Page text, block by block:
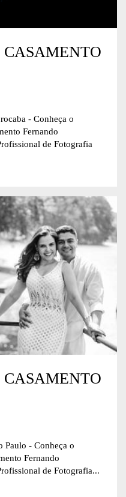
CASAMENTO
- Conheça o
Fernando
de Fotografia
CASAMENTO
Paulo - Conheça o
Fernando
de Fotografia...